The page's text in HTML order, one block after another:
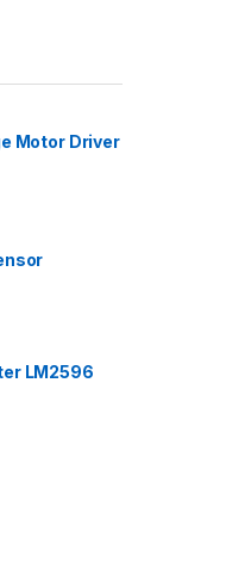
Motor Driver
LM2596